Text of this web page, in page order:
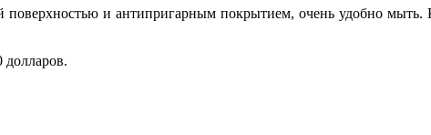
и антипригарным покрытием, очень удобно
долларов.